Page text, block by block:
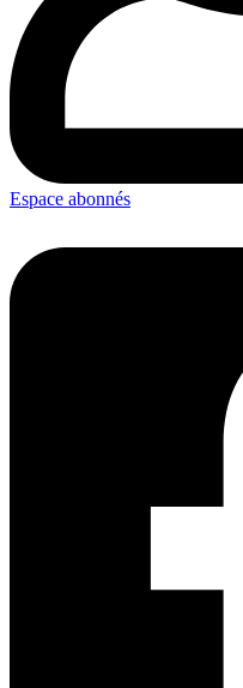
Espace abonnés